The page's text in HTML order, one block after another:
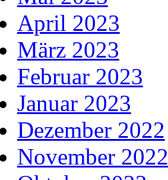
April 2023
März 2023
Februar 2023
Januar 2023
Dezember 2022
November 2022